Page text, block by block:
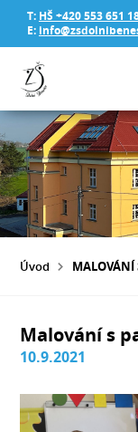
T: HŠ +420 553 651
E:
Úvod MALOVÁNÍ
Malování s
10.9.2021